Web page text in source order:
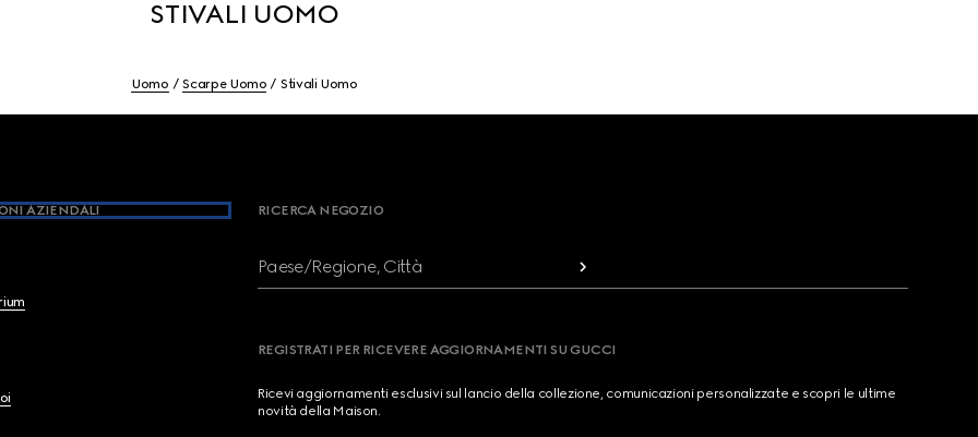
STIVALI UOMO
Uomo Scarpe Uomo Stivali Uomo
AZIENDALI RICERCA NEGOZIO
Paese/Regione, Città
REGISTRATI PER RICEVERE AGGIORNAMENTI SU GUCCI
Ricevi aggiornamenti esclusivi sul lancio della collezione, comunicazioni personalizzate e scopri le ultime
novità della Maison.